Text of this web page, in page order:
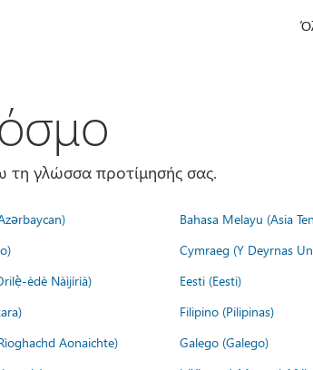
τη γλώσσα προτίμησής σας.
Bahasa Melayu (Asia
Cymraeg (Y Deyrnas
èdè Nàìjíríà)
Eesti (Eesti)
Filipino (Pilipinas)
Aonaichte)
Galego (Galego)